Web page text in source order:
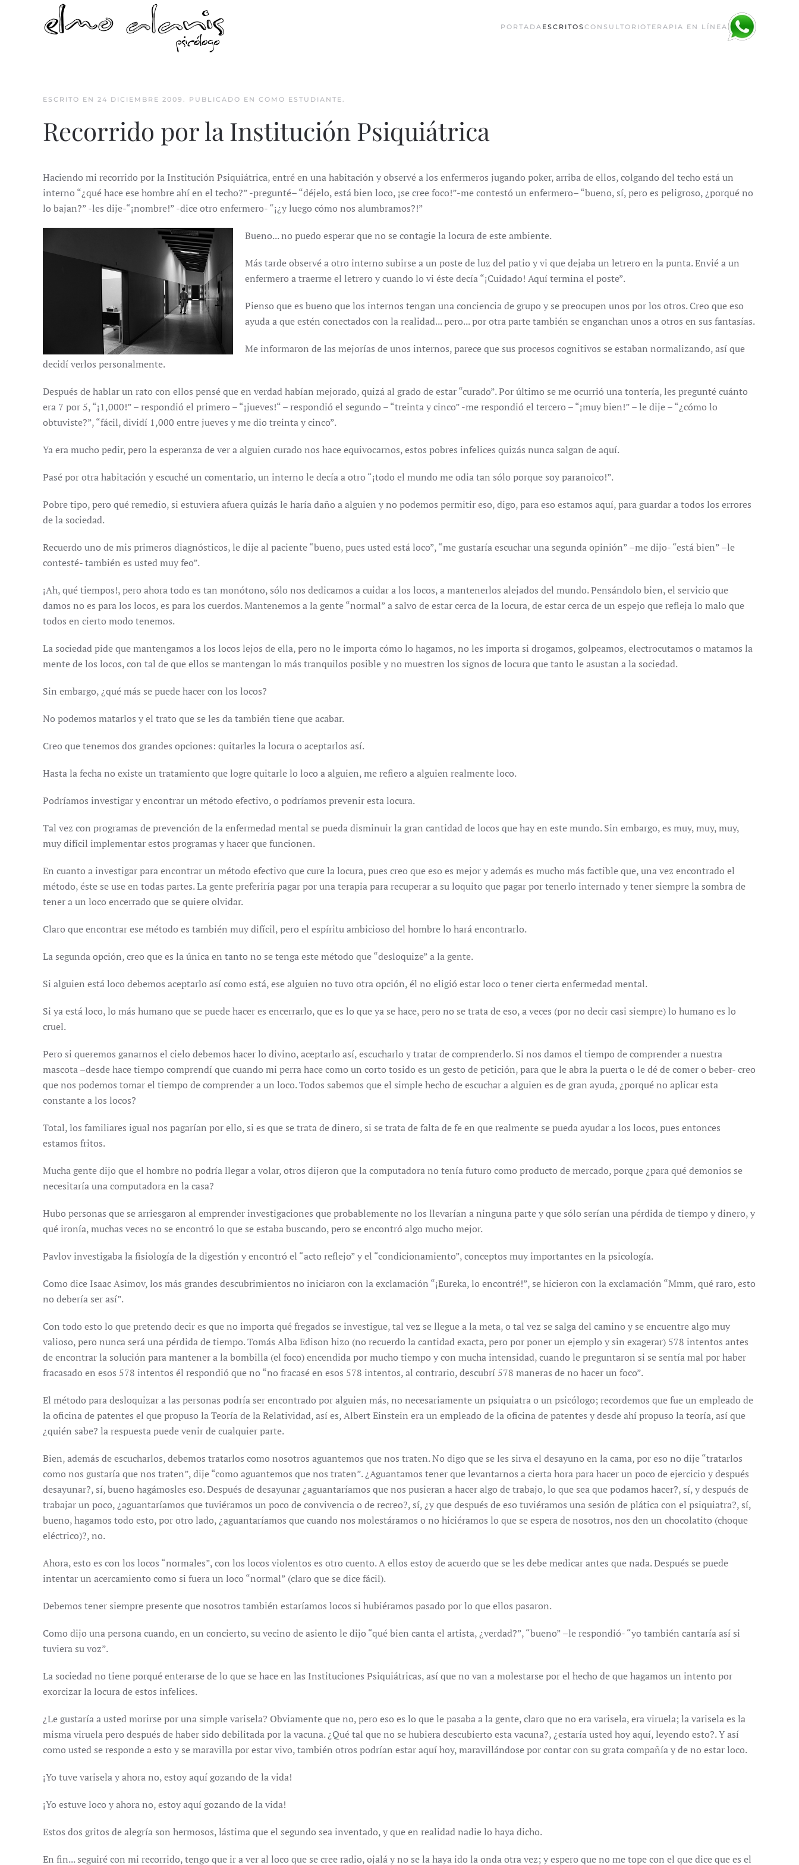
Skip to main content PORTADA ESCRITOSCONSULTORIOTERAPIA EN LÍNEA
ESCRITO EN 24 DICIEMBRE 2009 . PUBLICADO EN COMO ESTUDIANTE.
Recorrido por la Institución Psiquiátrica
Haciendo mi recorrido por la Institución Psiquiátrica, entré en una habitación y observé a los enfermeros jugando poker, arriba de ellos, colgando del techo está un
interno “¿qué hace ese hombre ahí en el techo?” -pregunté– “déjelo, está bien loco, ¡se cree foco!”-me contestó un enfermero– “bueno, sí, pero es peligroso, ¿porqué no
lo bajan?” -les dije-“¡nombre!” -dice otro enfermero- “¡¿y luego cómo nos alumbramos?!”
Bueno... no puedo esperar que no se contagie la locura de este ambiente.
Más tarde observé a otro interno subirse a un poste de luz del patio y vi que dejaba un letrero en la punta. Envié a un
enfermero a traerme el letrero y cuando lo vi éste decía “¡Cuidado! Aquí termina el poste”.
Pienso que es bueno que los internos tengan una conciencia de grupo y se preocupen unos por los otros. Creo que eso
ayuda a que estén conectados con la realidad... pero... por otra parte también se enganchan unos a otros en sus fantasías.
Me informaron de las mejorías de unos internos, parece que sus procesos cognitivos se estaban normalizando, así que
decidí verlos personalmente.
Después de hablar un rato con ellos pensé que en verdad habían mejorado, quizá al grado de estar “curado”. Por último se me ocurrió una tontería, les pregunté cuánto
era 7 por 5, “¡1,000!” – respondió el primero – “¡jueves!“ – respondió el segundo – “treinta y cinco” -me respondió el tercero – “¡muy bien!” – le dije – “¿cómo lo
obtuviste?”, “fácil, dividí 1,000 entre jueves y me dio treinta y cinco”.
Ya era mucho pedir, pero la esperanza de ver a alguien curado nos hace equivocarnos, estos pobres infelices quizás nunca salgan de aquí.
Pasé por otra habitación y escuché un comentario, un interno le decía a otro “¡todo el mundo me odia tan sólo porque soy paranoico!”.
Pobre tipo, pero qué remedio, si estuviera afuera quizás le haría daño a alguien y no podemos permitir eso, digo, para eso estamos aquí, para guardar a todos los errores
de la sociedad.
Recuerdo uno de mis primeros diagnósticos, le dije al paciente “bueno, pues usted está loco”, “me gustaría escuchar una segunda opinión” –me dijo- “está bien” –le
contesté- también es usted muy feo”.
¡Ah, qué tiempos!, pero ahora todo es tan monótono, sólo nos dedicamos a cuidar a los locos, a mantenerlos alejados del mundo. Pensándolo bien, el servicio que
damos no es para los locos, es para los cuerdos. Mantenemos a la gente “normal” a salvo de estar cerca de la locura, de estar cerca de un espejo que refleja lo malo que
todos en cierto modo tenemos.
La sociedad pide que mantengamos a los locos lejos de ella, pero no le importa cómo lo hagamos, no les importa si drogamos, golpeamos, electrocutamos o matamos la
mente de los locos, con tal de que ellos se mantengan lo más tranquilos posible y no muestren los signos de locura que tanto le asustan a la sociedad.
Sin embargo, ¿qué más se puede hacer con los locos?
No podemos matarlos y el trato que se les da también tiene que acabar.
Creo que tenemos dos grandes opciones: quitarles la locura o aceptarlos así.
Hasta la fecha no existe un tratamiento que logre quitarle lo loco a alguien, me refiero a alguien realmente loco.
Podríamos investigar y encontrar un método efectivo, o podríamos prevenir esta locura.
Tal vez con programas de prevención de la enfermedad mental se pueda disminuir la gran cantidad de locos que hay en este mundo. Sin embargo, es muy, muy, muy,
muy difícil implementar estos programas y hacer que funcionen.
En cuanto a investigar para encontrar un método efectivo que cure la locura, pues creo que eso es mejor y además es mucho más factible que, una vez encontrado el
método, éste se use en todas partes. La gente preferiría pagar por una terapia para recuperar a su loquito que pagar por tenerlo internado y tener siempre la sombra de
tener a un loco encerrado que se quiere olvidar.
Claro que encontrar ese método es también muy difícil, pero el espíritu ambicioso del hombre lo hará encontrarlo.
La segunda opción, creo que es la única en tanto no se tenga este método que “desloquize” a la gente.
Si alguien está loco debemos aceptarlo así como está, ese alguien no tuvo otra opción, él no eligió estar loco o tener cierta enfermedad mental.
Si ya está loco, lo más humano que se puede hacer es encerrarlo, que es lo que ya se hace, pero no se trata de eso, a veces (por no decir casi siempre) lo humano es lo
cruel.
Pero si queremos ganarnos el cielo debemos hacer lo divino, aceptarlo así, escucharlo y tratar de comprenderlo. Si nos damos el tiempo de comprender a nuestra
mascota –desde hace tiempo comprendí que cuando mi perra hace como un corto tosido es un gesto de petición, para que le abra la puerta o le dé de comer o beber- creo
que nos podemos tomar el tiempo de comprender a un loco. Todos sabemos que el simple hecho de escuchar a alguien es de gran ayuda, ¿porqué no aplicar esta
constante a los locos?
Total, los familiares igual nos pagarían por ello, si es que se trata de dinero, si se trata de falta de fe en que realmente se pueda ayudar a los locos, pues entonces
estamos fritos.
Mucha gente dijo que el hombre no podría llegar a volar, otros dijeron que la computadora no tenía futuro como producto de mercado, porque ¿para qué demonios se
necesitaría una computadora en la casa?
Hubo personas que se arriesgaron al emprender investigaciones que probablemente no los llevarían a ninguna parte y que sólo serían una pérdida de tiempo y dinero, y
qué ironía, muchas veces no se encontró lo que se estaba buscando, pero se encontró algo mucho mejor.
Pavlov investigaba la fisiología de la digestión y encontró el “acto reflejo” y el “condicionamiento”, conceptos muy importantes en la psicología.
Como dice Isaac Asimov, los más grandes descubrimientos no iniciaron con la exclamación “¡Eureka, lo encontré!”, se hicieron con la exclamación “Mmm, qué raro, esto
no debería ser así”.
Con todo esto lo que pretendo decir es que no importa qué fregados se investigue, tal vez se llegue a la meta, o tal vez se salga del camino y se encuentre algo muy
valioso, pero nunca será una pérdida de tiempo. Tomás Alba Edison hizo (no recuerdo la cantidad exacta, pero por poner un ejemplo y sin exagerar) 578 intentos antes
de encontrar la solución para mantener a la bombilla (el foco) encendida por mucho tiempo y con mucha intensidad, cuando le preguntaron si se sentía mal por haber
fracasado en esos 578 intentos él respondió que no “no fracasé en esos 578 intentos, al contrario, descubrí 578 maneras de no hacer un foco”.
El método para desloquizar a las personas podría ser encontrado por alguien más, no necesariamente un psiquiatra o un psicólogo; recordemos que fue un empleado de
la oficina de patentes el que propuso la Teoría de la Relatividad, así es, Albert Einstein era un empleado de la oficina de patentes y desde ahí propuso la teoría, así que
¿quién sabe? la respuesta puede venir de cualquier parte.
Bien, además de escucharlos, debemos tratarlos como nosotros aguantemos que nos traten. No digo que se les sirva el desayuno en la cama, por eso no dije “tratarlos
como nos gustaría que nos traten”, dije “como aguantemos que nos traten”. ¿Aguantamos tener que levantarnos a cierta hora para hacer un poco de ejercicio y después
desayunar?, sí, bueno hagámosles eso. Después de desayunar ¿aguantaríamos que nos pusieran a hacer algo de trabajo, lo que sea que podamos hacer?, sí, y después de
trabajar un poco, ¿aguantaríamos que tuviéramos un poco de convivencia o de recreo?, sí, ¿y que después de eso tuviéramos una sesión de plática con el psiquiatra?, sí,
bueno, hagamos todo esto, por otro lado, ¿aguantaríamos que cuando nos molestáramos o no hiciéramos lo que se espera de nosotros, nos den un chocolatito (choque
eléctrico)?, no.
Ahora, esto es con los locos “normales”, con los locos violentos es otro cuento. A ellos estoy de acuerdo que se les debe medicar antes que nada. Después se puede
intentar un acercamiento como si fuera un loco “normal” (claro que se dice fácil).
Debemos tener siempre presente que nosotros también estaríamos locos si hubiéramos pasado por lo que ellos pasaron.
Como dijo una persona cuando, en un concierto, su vecino de asiento le dijo “qué bien canta el artista, ¿verdad?”, “bueno” –le respondió- “yo también cantaría así si
tuviera su voz”.
La sociedad no tiene porqué enterarse de lo que se hace en las Instituciones Psiquiátricas, así que no van a molestarse por el hecho de que hagamos un intento por
exorcizar la locura de estos infelices.
¿Le gustaría a usted morirse por una simple varisela? Obviamente que no, pero eso es lo que le pasaba a la gente, claro que no era varisela, era viruela; la varisela es la
misma viruela pero después de haber sido debilitada por la vacuna. ¿Qué tal que no se hubiera descubierto esta vacuna?, ¿estaría usted hoy aquí, leyendo esto?. Y así
como usted se responde a esto y se maravilla por estar vivo, también otros podrían estar aquí hoy, maravillándose por contar con su grata compañía y de no estar loco.
¡Yo tuve varisela y ahora no, estoy aquí gozando de la vida!
¡Yo estuve loco y ahora no, estoy aquí gozando de la vida!
Estos dos gritos de alegría son hermosos, lástima que el segundo sea inventado, y que en realidad nadie lo haya dicho.
En fin... seguiré con mi recorrido, tengo que ir a ver al loco que se cree radio, ojalá y no se la haya ido la onda otra vez; y espero que no me tope con el que dice que es el